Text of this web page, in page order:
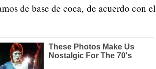
de base de coca, de acuerdo con el